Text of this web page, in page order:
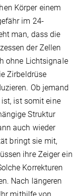
Körper einem
im 24-
man, dass die
der Zellen
ohne Lichtsignale
Zirbeldrüse
Ob jemand
ist somit eine
Struktur
auch wieder
bringt sie mit,
ihre Zeiger ein
Korrekturen
Nach längeren